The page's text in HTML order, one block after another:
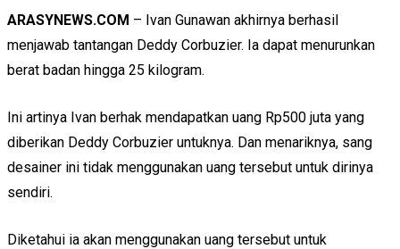
ARASYNEWS.COM – Ivan Gunawan akhirnya berhasil
menjawab tantangan Deddy Corbuzier. Ia dapat menurunkan
berat badan hingga 25 kilogram.
Ini artinya Ivan berhak mendapatkan uang Rp500 juta yang
diberikan Deddy Corbuzier untuknya. Dan menariknya, sang
desainer ini tidak menggunakan uang tersebut untuk dirinya
sendiri.
Diketahui ia akan menggunakan uang tersebut untuk